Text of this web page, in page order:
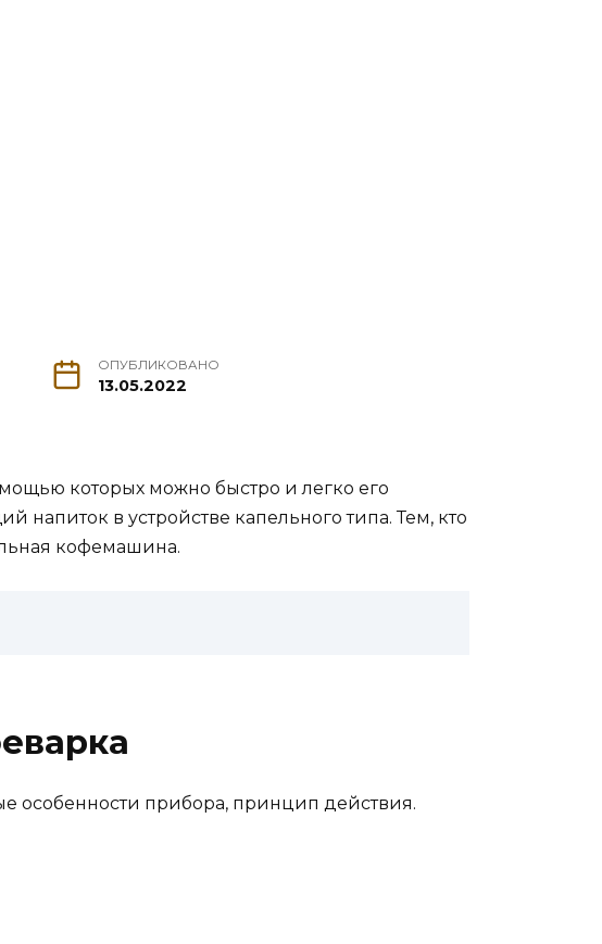
ОПУБЛИКОВАНО
13.05.2022
которых можно быстро и легко его
в устройстве капельного типа. Тем, кто
кофемашина.
особенности прибора, принцип действия.